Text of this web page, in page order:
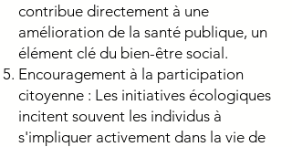
contribue directement à une
amélioration de la santé publique, un
élément clé du bien-être social.
Encouragement à la participation
citoyenne : Les initiatives écologiques
incitent souvent les individus à
s'impliquer activement dans la vie de